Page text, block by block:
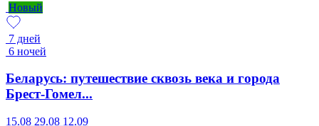
Новый
7 дней
6 ночей
Беларусь: путешествие сквозь века и города
Брест-Гомел...
15.08 29.08 12.09